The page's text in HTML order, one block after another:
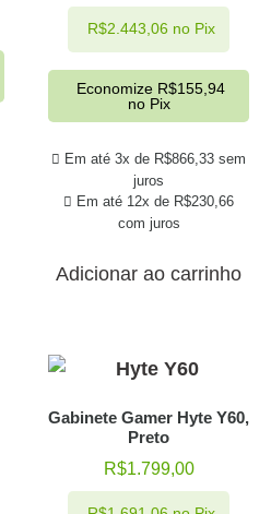
Em até 3x de R$866,33 sem
juros
Em até 12x de R$230,66
com juros
R$2.443,06 no Pix
Economize R$155,94
no Pix
Adicionar ao carrinho
Gabinete Gamer Hyte Y60,
Preto
R$1.799,00